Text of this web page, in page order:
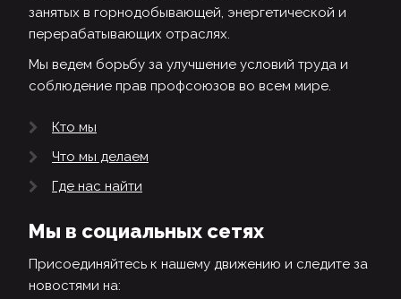
занятых в горнодобывающей, энергетической и
перерабатывающих отраслях.
Мы ведем борьбу за улучшение условий труда и
соблюдение прав профсоюзов во всем мире.
Кто мы
Что мы делаем
Где нас найти
Мы в социальных сетях
Присоединяйтесь к нашему движению и следите за
новостями на: